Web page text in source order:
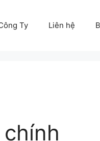
Ty Liên hệ